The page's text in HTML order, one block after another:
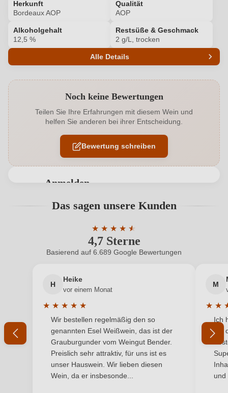
Herkunft
Bordeaux AOP
Qualität
AOP
Alkoholgehalt
12,5 %
Restsüße & Geschmack
2 g/L, trocken
Alle Details
Alkoholgehalt in % 12,5 %
Allergene Enthält Sulfite
Cuvée-
Rebsorten
Cuvée (Rot & Weiß), Merlot, Cabernet Franc,
Cabernet Sauvignon
Flaschenverschluss
Geographische Angabe Bordeaux AOP
bis zu 3 Jahre
10, 33250 Pauillac, Frankreich
Inhalt 0,75 L
Frankreich
Antipasti, Salat, Weißes Fleisch
Noch keine Bewertungen
Teilen Sie Ihre Erfahrungen mit diesem Wein und
helfen Sie anderen bei ihrer Entscheidung.
Bewertung schreiben
Anmelden
Benutzern abgegeben werden. Bitte loggen Sie sich
Neuer Kunde? Neuer Kunde?
Ihre E-Mail-Adresse
Ihr Passwort
Ich habe mein Passwort vergessen
Das sagen unsere Kunden
4,7 Sterne
★ ★ ★ ★ ★
★
Durchschnittliche Bewertung von 4.7
Basierend auf 6.689 Google Bewertungen
H
Heike
vor einem Monat
★ ★ ★ ★ ★
Durchschnittliche Bewertung von 5 von 5 Sternen
Wir bestellen regelmäßig den so
genannten Esel Weißwein, das ist der
Grauburgunder vom Weingut Bender.
Preislich sehr attraktiv, für uns ist es
unser Hauswein. Wir lieben diesen
Wein, da er insbesonde...
M
★ ★
Ich
mit
und